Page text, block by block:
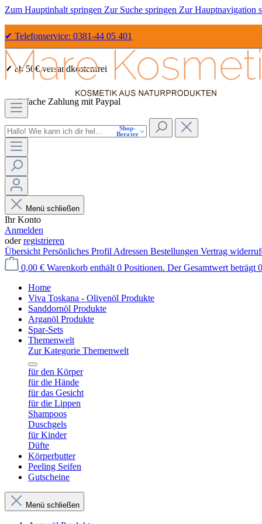
Zum Hauptinhalt springen Zur Suche springen Zur Hauptnavigation
✔ Telefonservice: 0381-44 05 401
✔ ab 50€ versandkostenfrei
✔ einfache Zahlung mit Paypal
✔ Sicher Einkaufen dank SSL
Shop-
Berater
Menü schließen
Ihr Konto
Anmelden
oderregistrieren
Übersicht Persönliches Profil Adressen Bestellungen Vertrag
0,00 € Warenkorb enthält 0 Positionen. Der Gesamtwert beträgt
Home
Viva Toskana - Olivenöl Produkte
Sanddornöl Produkte
Arganöl Produkte
Spar-Sets
Themenwelt
Zur Kategorie Themenwelt
für den Körper
für die Hände
für das Gesicht
für die Lippen
Shampoos
Duschgels
für Kinder
Düfte
Körperbutter
Peeling Seifen
Gutscheine
Menü schließen